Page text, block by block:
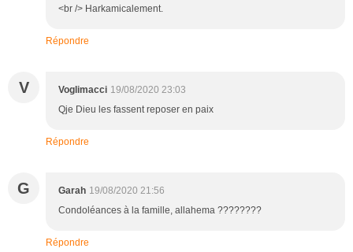
<br /> Harkamicalement.
Répondre
V Voglimacci 19/08/2020 23:03
Qje Dieu les fassent reposer en paix
Répondre
G Garah 19/08/2020 21:56
Condoléances à la famille, allahema ????????
Répondre